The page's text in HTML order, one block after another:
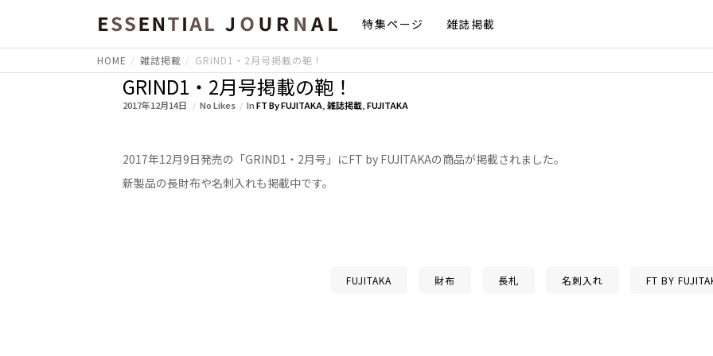
特集ページ 雑誌掲載
HOME 雑誌掲載 GRIND1・2月号掲載の鞄！
GRIND1・2月号掲載の鞄！
2017年12月14日 No Likes InFT By FUJITAKA ,雑誌掲載 ,FUJITAKA
2017年12月9日発売の「GRIND1・2月号」にFT by FUJITAKAの商品が掲載されました。
新製品の長財布や名刺入れも掲載中です。
FUJITAKA 財布 長札 名刺入れ FT BY